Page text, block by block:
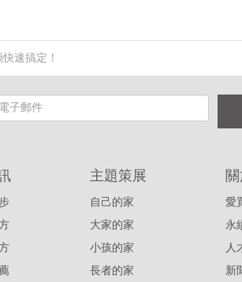
速搞定！
主題策展
自己的家
大家的家
小孩的家
長者的家
愛
永
人
新